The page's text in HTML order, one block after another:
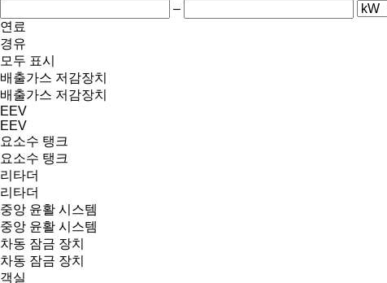
–
연료
경유
모두 표시
배출가스 저감장치
배출가스 저감장치
EEV
EEV
요소수 탱크
요소수 탱크
리타더
리타더
중앙 윤활 시스템
중앙 윤활 시스템
차동 잠금 장치
차동 잠금 장치
객실